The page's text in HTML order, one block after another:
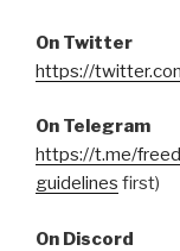
On Twitter
https://
On Telegram
https://t.me/
guidelines first)
On Discord